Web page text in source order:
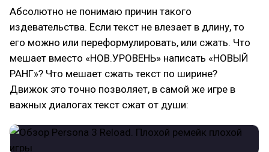
Абсолютно не понимаю причин такого
издевательства. Если текст не влезает в длину, то
его можно или переформулировать, или сжать. Что
мешает вместо «НОВ.УРОВЕНЬ» написать «НОВЫЙ
РАНГ»? Что мешает сжать текст по ширине?
Движок это точно позволяет, в самой же игре в
важных диалогах текст сжат от души: